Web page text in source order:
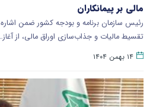
مالی بر پیمانکاران
رئیس سازمان برنامه و بودجه کشور ضمن اشاره
تقسیط مالیات و جذاب‌سازی اوراق مالی، از
۱۴ بهمن ۱۴۰۴